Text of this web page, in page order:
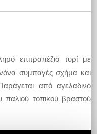
επιτραπέζιο τυρί με
συμπαγές σχήμα και
από αγελαδινό
παλιού τοπικού βραστού